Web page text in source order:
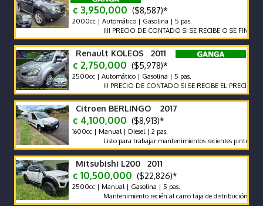
¢ 3,950,000 ($8,587)*
2000cc | Automático | Gasolina | 5 pas.
!!!! PRECIO DE CONTADO SI SE RECIBE O SE FINANCIA EL
Renault KOLEOS 2011
¢ 2,750,000 ($5,978)*
2500cc | Automático | Gasolina | 5 pas.
!!! PRECIO DE CONTADO SI SE RECIBE EL PRECIO VARIA !!!
Citroen BERLINGO 2017
¢ 4,100,000 ($8,913)*
1600cc | Manual | Diesel | 2 pas.
Listo para trabajar mantenimientos recientes pintura
Mitsubishi L200 2011
¢ 10,500,000 ($22,826)*
2500cc | Manual | Gasolina | 5 pas.
Mantenimiento recién al carro faja de distribución recién